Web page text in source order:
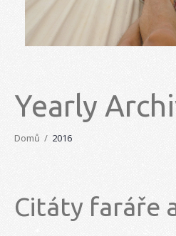
Yearly
Domů 2016
Citáty faráře